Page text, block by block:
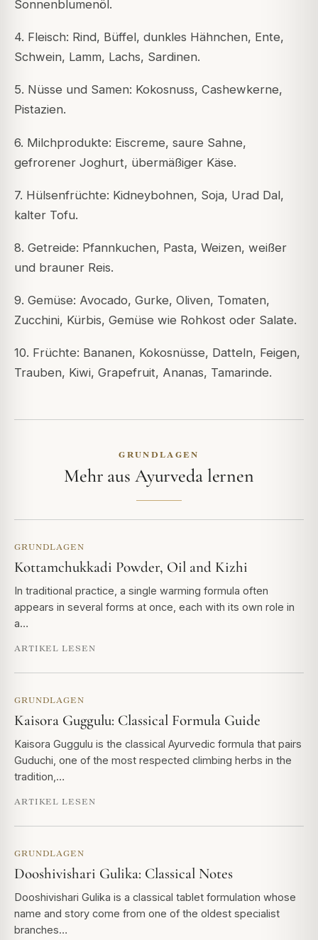
Sonnenblumenöl.
4. Fleisch: Rind, Büffel, dunkles Hähnchen, Ente,
Schwein, Lamm, Lachs, Sardinen.
5. Nüsse und Samen: Kokosnuss, Cashewkerne,
Pistazien.
6. Milchprodukte: Eiscreme, saure Sahne,
gefrorener Joghurt, übermäßiger Käse.
7. Hülsenfrüchte: Kidneybohnen, Soja, Urad Dal,
kalter Tofu.
8. Getreide: Pfannkuchen, Pasta, Weizen, weißer
und brauner Reis.
9. Gemüse: Avocado, Gurke, Oliven, Tomaten,
Zucchini, Kürbis, Gemüse wie Rohkost oder Salate.
10. Früchte: Bananen, Kokosnüsse, Datteln, Feigen,
Trauben, Kiwi, Grapefruit, Ananas, Tamarinde.
GRUNDLAGEN
Mehr aus Ayurveda lernen
GRUNDLAGEN
Kottamchukkadi Powder, Oil and Kizhi
In traditional practice, a single warming formula often
appears in several forms at once, each with its own role in
a…
ARTIKEL LESEN
GRUNDLAGEN
Kaisora Guggulu: Classical Formula Guide
Kaisora Guggulu is the classical Ayurvedic formula that pairs
Guduchi, one of the most respected climbing herbs in the
tradition,…
ARTIKEL LESEN
GRUNDLAGEN
Dooshivishari Gulika: Classical Notes
Dooshivishari Gulika is a classical tablet formulation whose
name and story come from one of the oldest specialist
branches…